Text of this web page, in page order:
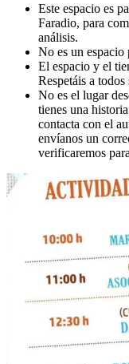
Este espacio es
Faradio, para
análisis.
No es un
El espacio y el
Respetáis a
No es el lugar
tienes una
contacta con el
envíanos un
verificaremos